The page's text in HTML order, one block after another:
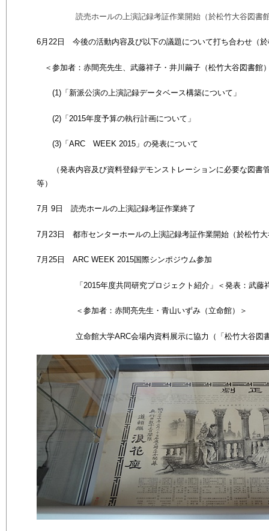
読売ホールの上演記録考証作業開始（於松竹大谷図書館
6月 22 日 今後の活動内容及び以下の議題について打ち合わせ（
＜参加者：赤間亮先生、武藤祥子・井川繭子（松竹大谷図書館
(1)「新派公演の上演記録データベース構築について」
(2)「2015年度予算の執行計画について」
(3)「ARC WEEK 2015 」の発表について
（発表内容及び資料登録デモンストレーションに必要な図書
等）
7月 9 日 読売ホールの上演記録考証作業終了
7 月23日 都市センターホールの上演記録考証作業開始（於松竹
7月25 日 ARC WEEK 2015国際シンポジウム参加
「2015年度共同研究プロジェクト紹介」 ＜発表：武藤
＜参加者：赤間亮先生・青山いずみ（立命館）＞
立命館大学ARC会場内資料展示に協力（「松竹大谷図書